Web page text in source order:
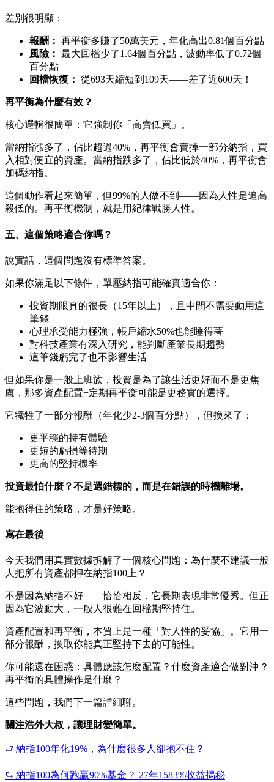
差別很明顯：
報酬： 再平衡多賺了50萬美元，年化高出0.81個百分點
風險： 最大回檔少了1.64個百分點，波動率低了0.72個
百分點
回檔恢復： 從693天縮短到109天——差了近600天！
再平衡為什麼有效？
核心邏輯很簡單：它強制你「高賣低買」。
當納指漲多了，佔比超過40%，再平衡會賣掉一部分納指，買
入相對便宜的資產。當納指跌多了，佔比低於40%，再平衡會
加碼納指。
這個動作看起來簡單，但99%的人做不到——因為人性是追高
殺低的。再平衡機制，就是用紀律戰勝人性。
五、這個策略適合你嗎？
說實話，這個問題沒有標準答案。
如果你滿足以下條件，單壓納指可能確實適合你：
投資期限真的很長（15年以上），且中間不需要動用這
筆錢
心理承受能力極強，帳戶縮水50%也能睡得著
對科技產業有深入研究，能判斷產業長期趨勢
這筆錢虧完了也不影響生活
但如果你是一般上班族，投資是為了讓生活更好而不是更焦
慮，那多資產配置+定期再平衡可能是更務實的選擇。
它犧牲了一部分報酬（年化少2-3個百分點），但換來了：
更平穩的持有體驗
更短的虧損等待期
更高的堅持機率
投資最怕什麼？不是選錯標的，而是在錯誤的時機離場。
能抱得住的策略，才是好策略。
寫在最後
今天我們用真實數據拆解了一個核心問題：為什麼不建議一般
人把所有資產都押在納指100上？
不是因為納指不好——恰恰相反，它長期表現非常優秀。但正
因為它波動大，一般人很難在回檔期堅持住。
資產配置和再平衡，本質上是一種「對人性的妥協」。它用一
部分報酬，換取你能真正堅持下去的可能性。
你可能還在困惑：具體應該怎麼配置？什麼資產適合做對沖？
再平衡的具體操作是什麼？
這些問題，我們下一篇詳細聊。
關注浩外大叔，讓理財變簡單。
⮐ 納指100年化19%，為什麼很多人卻抱不住？
⮑ 納指100為何跑贏90%基金？ 27年1583%收益揭秘